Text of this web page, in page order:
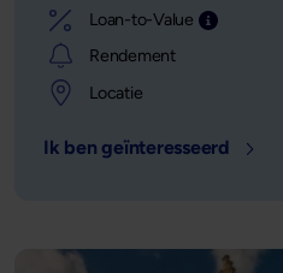
Loan-to-Value
Rendement
Locatie
Ik ben geïnteresseerd -